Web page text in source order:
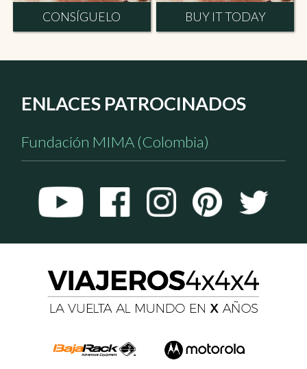
CONSÍGUELO BUY IT TODAY
ENLACES PATROCINADOS
Fundación MIMA (Colombia)